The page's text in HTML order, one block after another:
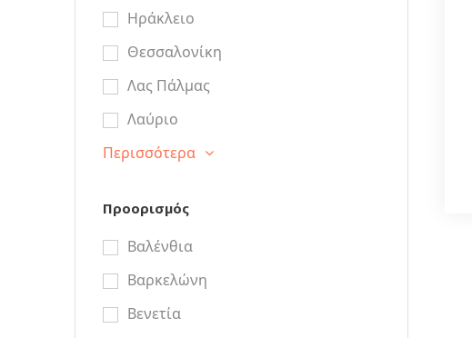
Ηράκλειο
Θεσσαλονίκη
Λας Πάλμας
Λαύριο
Περισσότερα
Προορισμός
Βαλένθια
Βαρκελώνη
Βενετία